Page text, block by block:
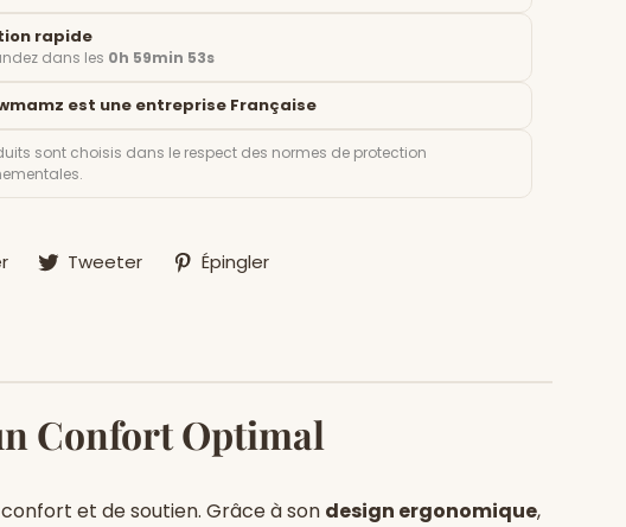
rapide
dans les 0h 59min 52s
est une entreprise Française
sont choisis dans le respect des normes de protection
PartagerTweeter
Tweeter
sur
Épingler
Confort Optimal
et de soutien. Grâce à son design ergonomique,